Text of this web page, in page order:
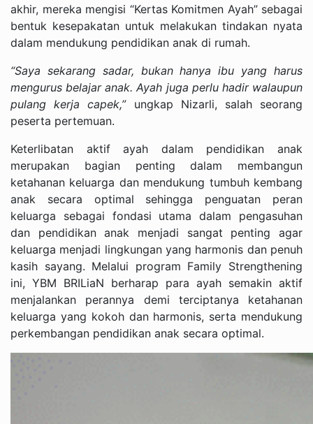
akhir, mereka mengisi “Kertas Komitmen Ayah” sebagai
bentuk kesepakatan untuk melakukan tindakan nyata
dalam mendukung pendidikan anak di rumah.
“Saya sekarang sadar, bukan hanya ibu yang harus
mengurus belajar anak. Ayah juga perlu hadir walaupun
pulang kerja capek,”ungkap Nizarli, salah seorang
peserta pertemuan.
Keterlibatan aktif ayah dalam pendidikan anak
merupakan bagian penting dalam membangun
ketahanan keluarga dan mendukung tumbuh kembang
anak secara optimal sehingga penguatan peran
keluarga sebagai fondasi utama dalam pengasuhan
dan pendidikan anak menjadi sangat penting agar
keluarga menjadi lingkungan yang harmonis dan penuh
kasih sayang. Melalui program Family Strengthening
ini, YBM BRILiaN berharap para ayah semakin aktif
menjalankan perannya demi terciptanya ketahanan
keluarga yang kokoh dan harmonis, serta mendukung
perkembangan pendidikan anak secara optimal.